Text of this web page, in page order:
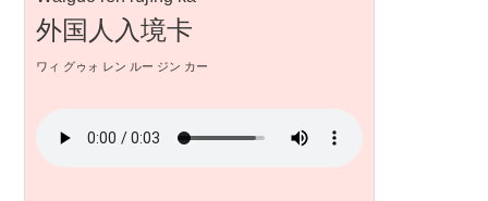
外国人入境卡
ワィ グゥォ レン ルー ジン カー